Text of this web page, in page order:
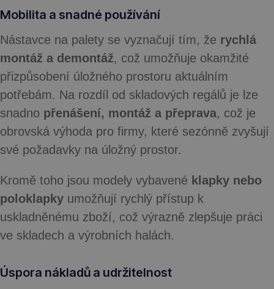
Mobilita a snadné používání
Nástavce na palety se vyznačují tím, že rychlá
montáž a demontáž, což umožňuje okamžité
přizpůsobení úložného prostoru aktuálním
potřebám. Na rozdíl od skladových regálů je lze
snadno přenášení, montáž a přeprava, což je
obrovská výhoda pro firmy, které sezónně zvyšují
své požadavky na úložný prostor.
Kromě toho jsou modely vybavené klapky nebo
poloklapky umožňují rychlý přístup k
uskladněnému zboží, což výrazně zlepšuje práci
ve skladech a výrobních halách.
Úspora nákladů a udržitelnost